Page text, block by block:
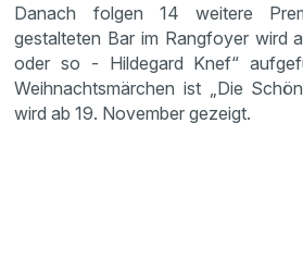
Danach folgen 14 weitere
gestalteten Bar im Rangfoyer wird
oder so - Hildegard Knef“
Weihnachtsmärchen ist „Die
wird ab 19. November gezeigt.